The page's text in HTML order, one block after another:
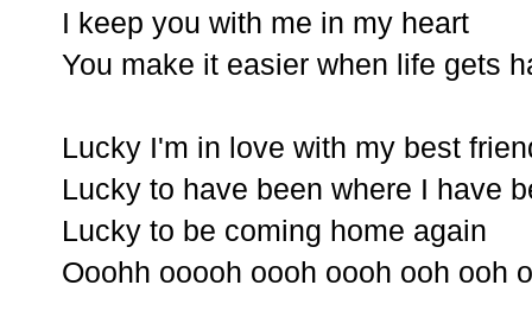
I keep you with me in my heart
You make it easier when life gets
Lucky I'm in love with my best
Lucky to have been where I have
Lucky to be coming home again
Ooohh ooooh oooh oooh ooh ooh